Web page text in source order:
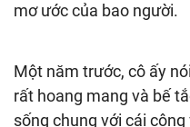
mơ ước của bao người.
Một năm trước, cô ấy
rất hoang mang và bế
sống chung với cái